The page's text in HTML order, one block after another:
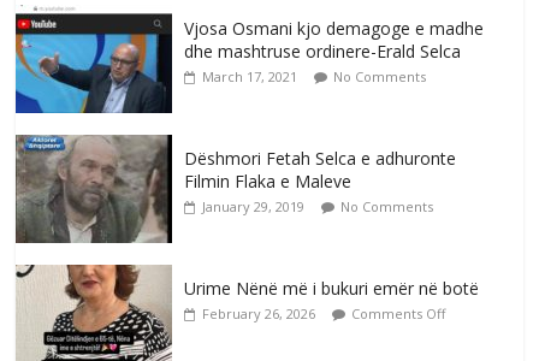
Vjosa Osmani kjo demagoge e madhe
dhe mashtruse ordinere-Erald Selca
March 17, 2021 No Comments
Dëshmori Fetah Selca e adhuronte
Filmin Flaka e Maleve
January 29, 2019 No Comments
Urime Nënë më i bukuri emër në botë
February 26, 2026 Comments Off